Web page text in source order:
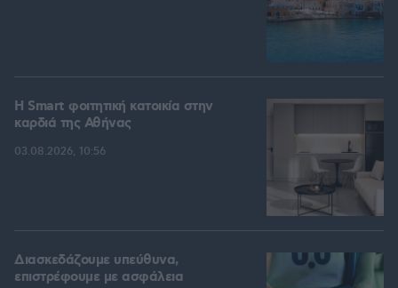
Η Smart φοιτητική κατοικία στην
καρδιά της Αθήνας
03.08.2026, 10:56
Διασκεδάζουμε υπεύθυνα,
επιστρέφουμε με ασφάλεια